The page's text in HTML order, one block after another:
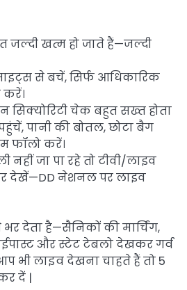
जल्दी खत्म हो जाते हैं—जल्दी
से बचें, सिर्फ आधिकारिक
सिक्योरिटी चेक बहुत सख्त होता
पानी की बोतल, छोटा बैग
फॉलो करें।
नहीं जा पा रहे तो टीवी/लाइव
पर देखें—DD नेशनल पर लाइव
देता है—सैनिकों की मार्चिंग,
और स्टेट टेबलो देखकर गर्व
भी लाइव देखना चाहते हैं तो 5
दें |